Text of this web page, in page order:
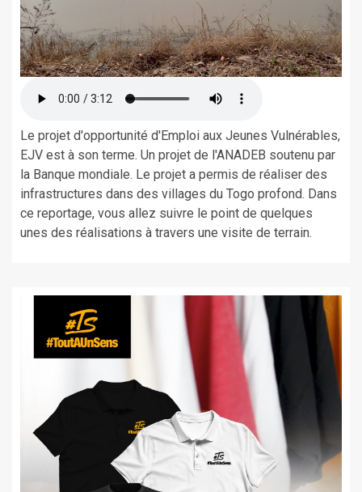
Le projet d'opportunité d'Emploi aux Jeunes Vulnérables,
EJV est à son terme. Un projet de l'ANADEB soutenu par
la Banque mondiale. Le projet a permis de réaliser des
infrastructures dans des villages du Togo profond. Dans
ce reportage, vous allez suivre le point de quelques
unes des réalisations à travers une visite de terrain.